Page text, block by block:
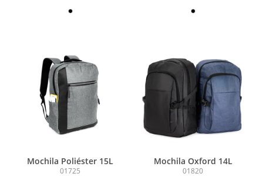
Mochila Poliéster 15L
01725
Mochila Oxford 14L
01820